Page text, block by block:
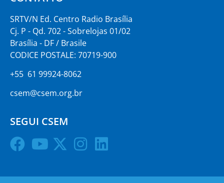
SRTV/N Ed. Centro Radio Brasília
Cj. P - Qd. 702 - Sobrelojas 01/02
Brasília - DF / Brasile
CODICE POSTALE: 70719-900
+55 61 99924-8062
csem@csem.org.br
SEGUI CSEM